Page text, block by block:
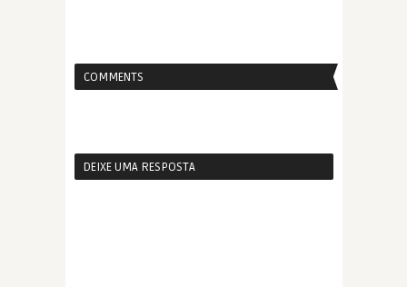
COMMENTS
DEIXE UMA RESPOSTA